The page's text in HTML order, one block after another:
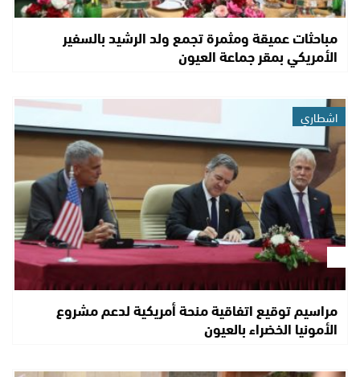
مباحثات عميقة ومثمرة تجمع ولد الرشيد بالسفير
الأمريكي بمقر جماعة العيون
اشطاري
مراسيم توقيع اتفاقية منحة أمريكية لدعم مشروع
الأمونيا الخضراء بالعيون